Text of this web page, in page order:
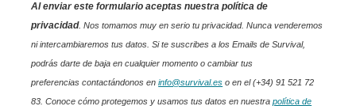
Al enviar este formulario aceptas nuestra política de
privacidad.Nos tomamos muy en serio tu privacidad. Nunca venderemos
ni intercambiaremos tus datos. Si te suscribes a los Emails de Survival,
podrás darte de baja en cualquier momento o cambiar tus
preferencias contactándonos eninfo@survival.es o en el (+34) 91 521 72
83. Conoce cómo protegemos y usamos tus datos en nuestrapolítica de